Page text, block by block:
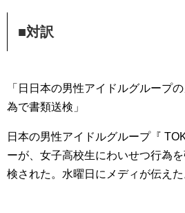
■対訳
「日日本の男性アイドルグループ
為で書類送検」
日本の男性アイドルグループ『
ーが、女子高校生にわいせつ行為
検された。水曜日にメディが伝えた